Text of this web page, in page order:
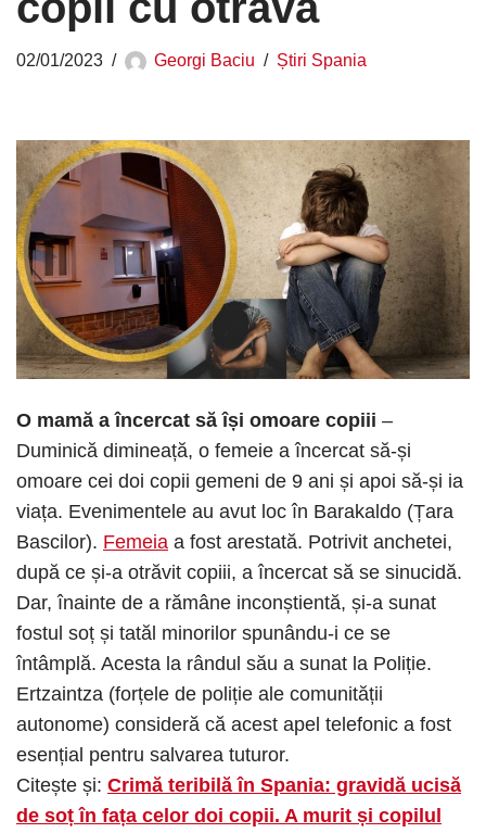
02/01/2023 Georgi Baciu Știri Spania
O mamă a încercat să își omoare copiii –
Duminică dimineață, o femeie a încercat să-și
omoare cei doi copii gemeni de 9 ani și apoi să-și ia
viața. Evenimentele au avut loc în Barakaldo (Țara
Bascilor). Femeia a fost arestată. Potrivit anchetei,
după ce și-a otrăvit copiii, a încercat să se sinucidă.
Dar, înainte de a rămâne inconștientă, și-a sunat
fostul soț și tatăl minorilor spunându-i ce se
întâmplă. Acesta la rândul său a sunat la Poliție.
Ertzaintza (forțele de poliție ale comunității
autonome) consideră că acest apel telefonic a fost
esențial pentru salvarea tuturor.
Citește și: Crimă teribilă în Spania: gravidă ucisă
de soț în fața celor doi copii. A murit și copilul